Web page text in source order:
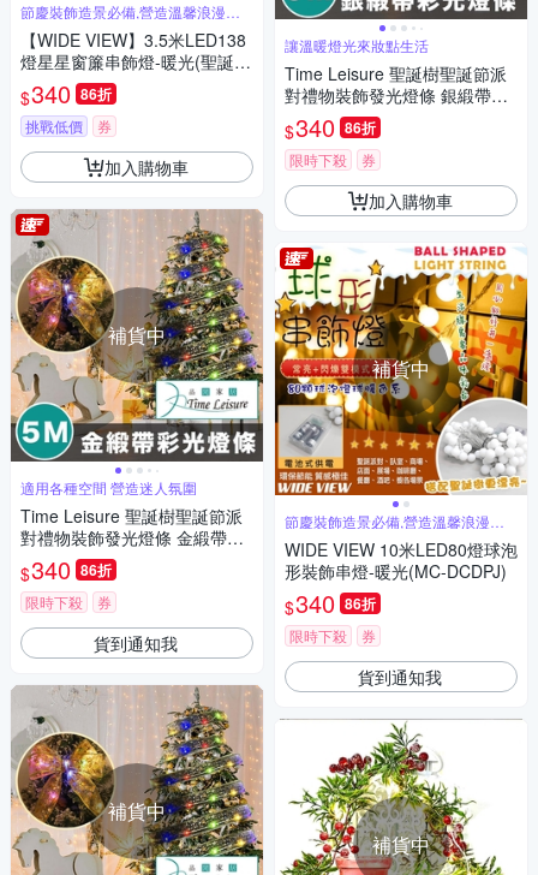
節慶裝飾造景必備,營造溫馨浪漫氣
氛
【WIDE VIEW】3.5米LED138
燈星星窗簾串飾燈-暖光(聖誕燈
聖誕佈置 聖誕節 氣氛燈 星星窗
簾燈 瀑布燈/MC-XYCLD)
$340 86折
挑戰低價 券
加入購物車
補貨中
適用各種空間 營造迷人氛圍
Time Leisure 聖誕樹聖誕節派
對禮物裝飾發光燈條 金緞帶彩
光/5M
$340 86折
限時下殺 券
貨到通知我
補貨中
讓溫暖燈光來妝點生活
Time Leisure 聖誕樹聖誕節派
對禮物裝飾發光燈條 銀緞帶彩
光/5M
$340 86折
限時下殺 券
加入購物車
補貨中
節慶裝飾造景必備,營造溫馨浪漫氣
氛
WIDE VIEW 10米LED80燈球泡
形裝飾串燈-暖光(MC-DCDPJ)
$340 86折
限時下殺 券
貨到通知我
補貨中